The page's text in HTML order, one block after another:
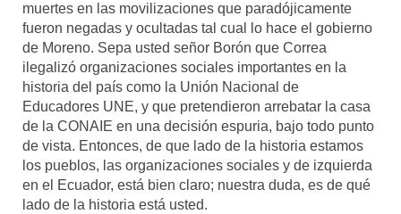
muertes en las movilizaciones que paradójicamente
fueron negadas y ocultadas tal cual lo hace el gobierno
de Moreno. Sepa usted señor Borón que Correa
ilegalizó organizaciones sociales importantes en la
historia del país como la Unión Nacional de
Educadores UNE, y que pretendieron arrebatar la casa
de la CONAIE en una decisión espuria, bajo todo punto
de vista. Entonces, de que lado de la historia estamos
los pueblos, las organizaciones sociales y de izquierda
en el Ecuador, está bien claro; nuestra duda, es de qué
lado de la historia está usted.